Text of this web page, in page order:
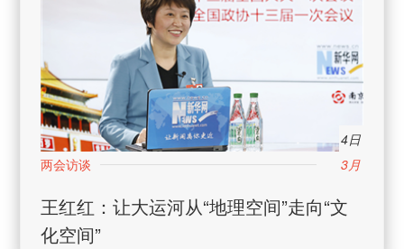
4日
3月
王红红：让大运河从“地理空间”走向“文
化空间”